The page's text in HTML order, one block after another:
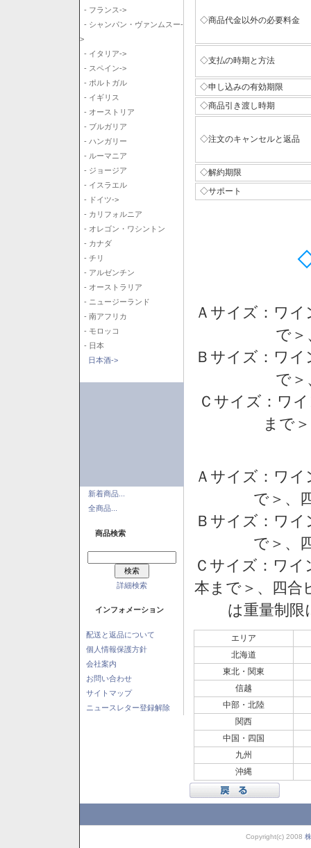
- フランス->
- シャンパン・ヴァンムスー-
>
- イタリア->
- スペイン->
- ポルトガル
- イギリス
- オーストリア
- ブルガリア
- ハンガリー
- ルーマニア
- ジョージア
- イスラエル
- ドイツ->
- カリフォルニア
- オレゴン・ワシントン
- カナダ
- チリ
- アルゼンチン
- オーストラリア
- ニュージーランド
- 南アフリカ
- モロッコ
- 日本
日本酒->
新着商品...
全商品...
商品検索
詳細検索
インフォメーション
配送と返品について
個人情報保護方針
会社案内
お問い合わせ
サイトマップ
ニュースレター登録解除
◇商品代金以外の必要料金
◇支払の時期と方法
◇申し込みの有効期限
◇商品引き渡し時期
◇注文のキャンセルと返品
◇解約期限
◇サポート
Ａサイズ：ワ
で
Ｂサイズ：ワ
で
Ｃサイズ：ワ
まで
Ａサイズ：ワ
で＞、
Ｂサイズ：ワ
で＞、
Ｃサイズ：ワイ
本まで＞、四
は重量制
エリア
北海道
東北・関東
信越
中部・北陸
関西
中国・四国
九州
沖縄
Copyright(c) 2008